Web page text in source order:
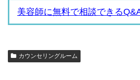
美容師に無料で相談できる
カウンセリングルーム